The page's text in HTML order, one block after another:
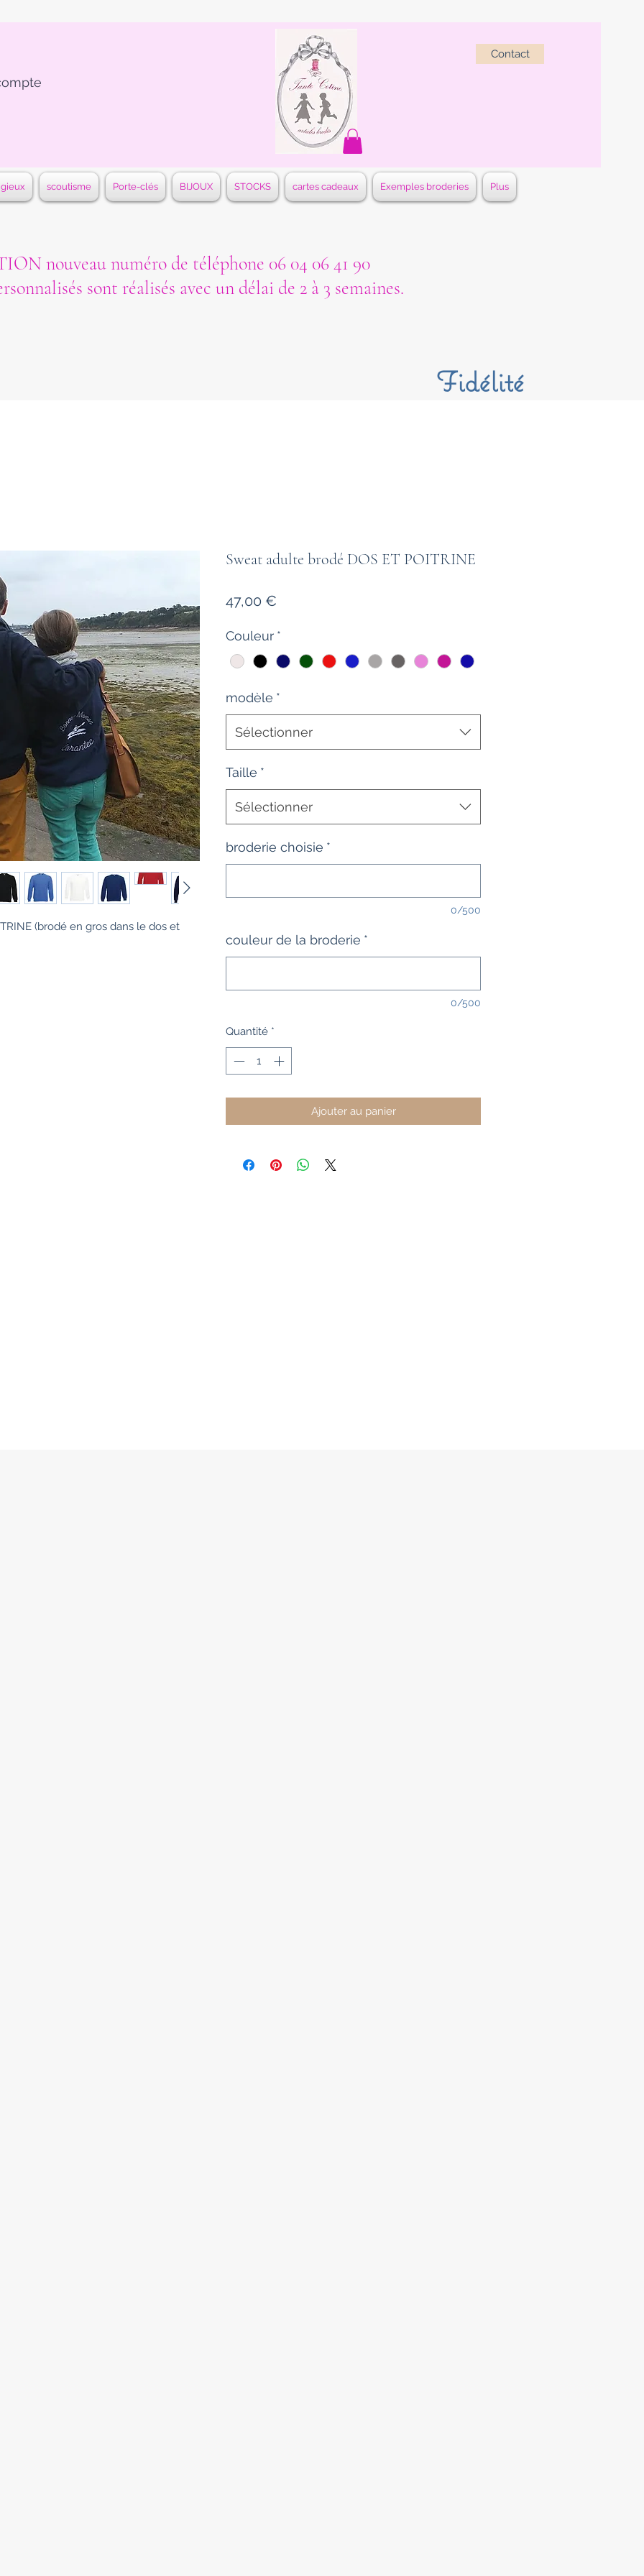
Contact
scoutisme Porte-clés BIJOUX STOCKS cartes cadeaux Exemples broderies Plus
nouveau numéro de téléphone 06 04 06 41 90
sont réalisés avec un délai de 2 à 3 semaines.
Fidélité
(brodé en gros dans le dos et
Sweat adulte brodé DOS ET POITRINE
47,00 €
Couleur *
modèle *
Sélectionner
Taille *
Sélectionner
broderie choisie *
0/500
couleur de la broderie *
0/500
Quantité *
Ajouter au panier